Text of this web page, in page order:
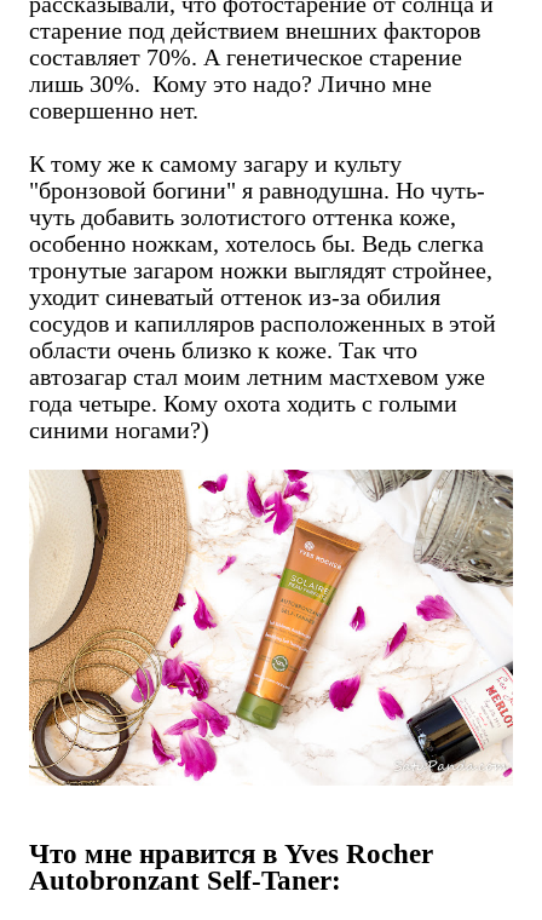
старение под действием внешних факторов
составляет 70%. А генетическое старение
лишь 30%. Кому это надо? Лично мне
совершенно нет.
К тому же к самому загару и культу
"бронзовой богини" я равнодушна. Но чуть-
чуть добавить золотистого оттенка коже,
особенно ножкам, хотелось бы. Ведь слегка
тронутые загаром ножки выглядят стройнее,
уходит синеватый оттенок из-за обилия
сосудов и капилляров расположенных в этой
области очень близко к коже. Так что
автозагар стал моим летним мастхевом уже
года четыре. Кому охота ходить с голыми
синими ногами?)
Что мне нравится в Yves Rocher
Autobronzant Self-Taner: